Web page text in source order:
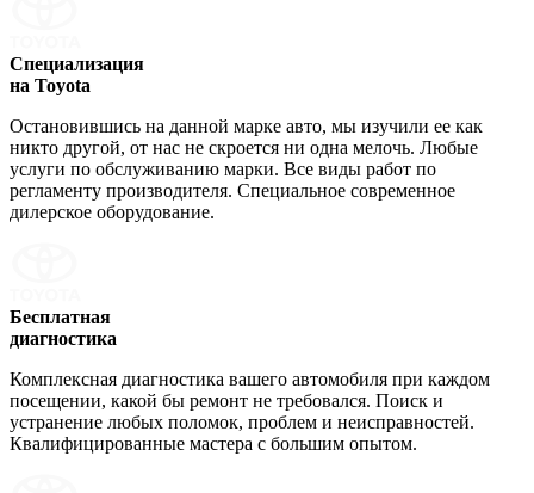
Специализация
на Toyota
Остановившись на данной марке авто, мы изучили ее как
никто другой, от нас не скроется ни одна мелочь. Любые
услуги по обслуживанию марки. Все виды работ по
регламенту производителя. Специальное современное
дилерское оборудование.
Бесплатная
диагностика
Комплексная диагностика вашего автомобиля при каждом
посещении, какой бы ремонт не требовался. Поиск и
устранение любых поломок, проблем и неисправностей.
Квалифицированные мастера с большим опытом.